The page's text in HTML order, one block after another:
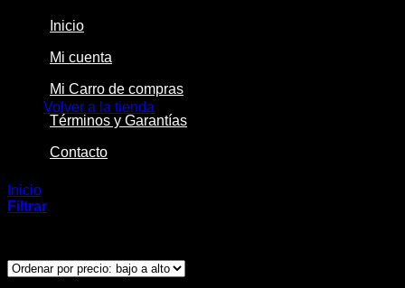
Volver a la tienda
Inicio
Mi cuenta
Mi Carro de compras
Términos y Garantías
Contacto
Inicio
Filtrar
precio: